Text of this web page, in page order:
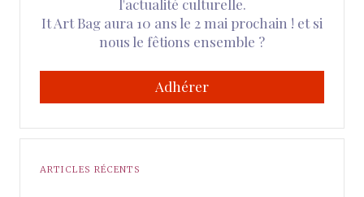
l'actualité culturelle.
It Art Bag aura 10 ans le 2 mai prochain ! et si
nous le fêtions ensemble ?
Adhérer
ARTICLES RÉCENTS